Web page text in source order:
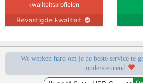
kwaliteitsprofielen
Bevestigde kwaliteit
We werken hard om je de beste service te
ondersteunend